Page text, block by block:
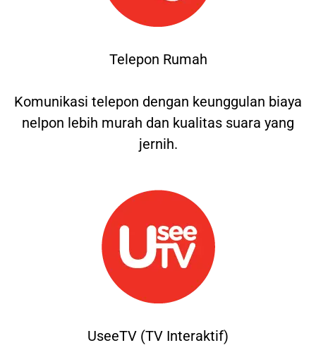
Telepon Rumah
Komunikasi telepon dengan keunggulan biaya
nelpon lebih murah dan kualitas suara yang
jernih.
UseeTV (TV Interaktif)